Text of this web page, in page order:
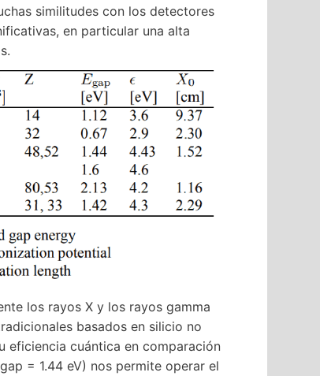
similitudes con los detectores
en particular una alta
los rayos X y los rayos gamma
basados ​​en silicio no
eficiencia cuántica en comparación
= 1.44 eV) nos permite operar el